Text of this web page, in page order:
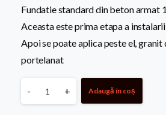
Fundatie standard din beton armat
Aceasta este prima etapa a
Apoi se poate aplica peste el, granit
portelanat
Fundatie
- + Adaugă în coș